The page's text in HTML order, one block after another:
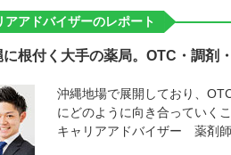
アアドバイザーのレポート
に根付く大手の薬局。OTC・調剤
沖縄地場で展開しており、
にどのように向き合っていく
キャリアアドバイザー 薬剤